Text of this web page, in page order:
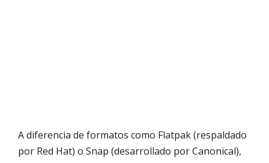
A diferencia de formatos como Flatpak (respaldado
por Red Hat) o Snap (desarrollado por Canonical),